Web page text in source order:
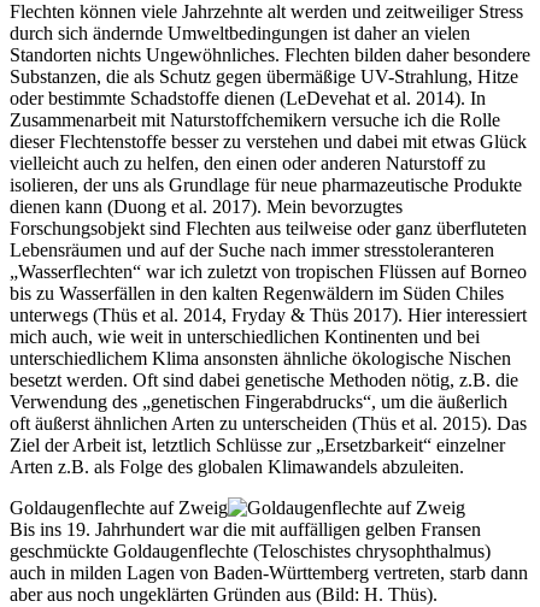
Flechten können viele Jahrzehnte alt werden und zeitweiliger Stress
durch sich ändernde Umweltbedingungen ist daher an vielen
Standorten nichts Ungewöhnliches. Flechten bilden daher besondere
Substanzen, die als Schutz gegen übermäßige UV-Strahlung, Hitze
oder bestimmte Schadstoffe dienen (LeDevehat et al. 2014). In
Zusammenarbeit mit Naturstoffchemikern versuche ich die Rolle
dieser Flechtenstoffe besser zu verstehen und dabei mit etwas Glück
vielleicht auch zu helfen, den einen oder anderen Naturstoff zu
isolieren, der uns als Grundlage für neue pharmazeutische Produkte
dienen kann (Duong et al. 2017). Mein bevorzugtes
Forschungsobjekt sind Flechten aus teilweise oder ganz überfluteten
Lebensräumen und auf der Suche nach immer stresstoleranteren
„Wasserflechten“ war ich zuletzt von tropischen Flüssen auf Borneo
bis zu Wasserfällen in den kalten Regenwäldern im Süden Chiles
unterwegs (Thüs et al. 2014, Fryday & Thüs 2017). Hier interessiert
mich auch, wie weit in unterschiedlichen Kontinenten und bei
unterschiedlichem Klima ansonsten ähnliche ökologische Nischen
besetzt werden. Oft sind dabei genetische Methoden nötig, z.B. die
Verwendung des „genetischen Fingerabdrucks“, um die äußerlich
oft äußerst ähnlichen Arten zu unterscheiden (Thüs et al. 2015). Das
Ziel der Arbeit ist, letztlich Schlüsse zur „Ersetzbarkeit“ einzelner
Arten z.B. als Folge des globalen Klimawandels abzuleiten.
Goldaugenflechte auf Zweig
Bis ins 19. Jahrhundert war die mit auffälligen gelben Fransen
geschmückte Goldaugenflechte (Teloschistes chrysophthalmus)
auch in milden Lagen von Baden-Württemberg vertreten, starb dann
aber aus noch ungeklärten Gründen aus (Bild: H. Thüs).